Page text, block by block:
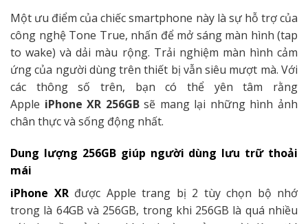
Một ưu điểm của chiếc smartphone này là sự hỗ trợ của
công nghệ Tone True, nhấn để mở sáng màn hình (tap
to wake) và dải màu rộng. Trải nghiệm màn hình cảm
ứng của người dùng trên thiết bị vẫn siêu mượt mà. Với
các thông số trên, bạn có thể yên tâm rằng
Apple iPhone XR 256GBsẽ mang lại những hình ảnh
chân thực và sống động nhất.
Dung lượng 256GB giúp người dùng lưu trữ thoải
mái
iPhone XRđược Apple trang bị 2 tùy chọn bộ nhớ
trong là 64GB và 256GB, trong khi 256GB là quá nhiều